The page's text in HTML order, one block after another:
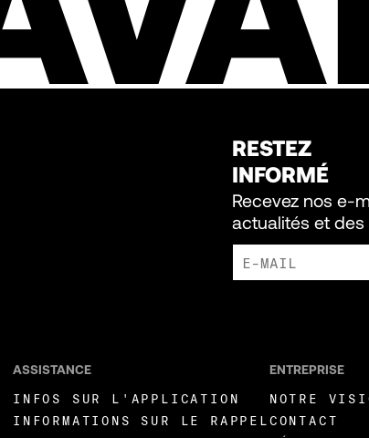
RESTEZ
INFORMÉ
Recevez nos e-
actualités et des
ASSISTANCE
INFOS SUR L'APPLICATION
INFORMATIONS SUR LE RAPPEL
ENTREPRISE
NOTRE
CONTACT